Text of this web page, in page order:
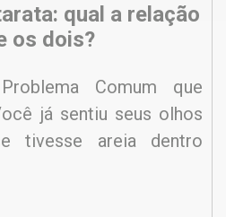
qual a relação
os dois?
Comum que
já sentiu seus olhos
tivesse areia dentro